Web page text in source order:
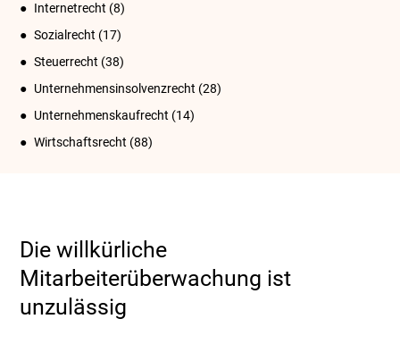
Internetrecht (8)
Sozialrecht (17)
Steuerrecht (38)
Unternehmensinsolvenzrecht (28)
Unternehmenskaufrecht (14)
Wirtschaftsrecht (88)
Die willkürliche
Mitarbeiterüberwachung ist
unzulässig